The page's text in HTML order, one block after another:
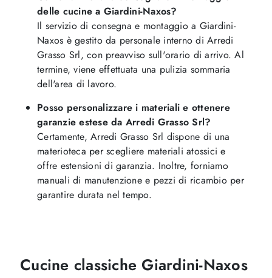
delle cucine a Giardini-Naxos?
Il servizio di consegna e montaggio a Giardini-
Naxos è gestito da personale interno di Arredi
Grasso Srl, con preavviso sull'orario di arrivo. Al
termine, viene effettuata una pulizia sommaria
dell'area di lavoro.
Posso personalizzare i materiali e ottenere
garanzie estese da Arredi Grasso Srl?
Certamente, Arredi Grasso Srl dispone di una
materioteca per scegliere materiali atossici e
offre estensioni di garanzia. Inoltre, forniamo
manuali di manutenzione e pezzi di ricambio per
garantire durata nel tempo.
Cucine classiche Giardini-Naxos